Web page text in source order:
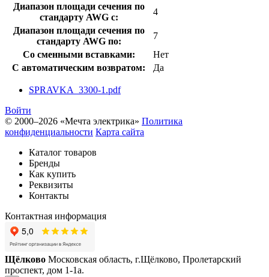
Диапазон площади сечения по
стандарту AWG с:
4
Диапазон площади сечения по
стандарту AWG по:
7
Со сменными вставками:
Нет
С автоматическим возвратом:
Да
SPRAVKA_3300-1.pdf
Войти
© 2000–2026 «Мечта электрика» Политика
конфиденциальности Карта сайта
Каталог товаров
Бренды
Как купить
Реквизиты
Контакты
Контактная информация
Щёлково Московская область, г.Щёлково, Пролетарский
проспект, дом 1‑1а.